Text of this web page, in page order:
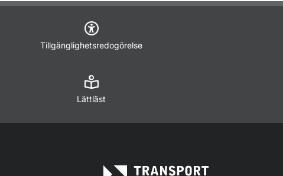
Tillgänglighetsredogörelse
Lättläst